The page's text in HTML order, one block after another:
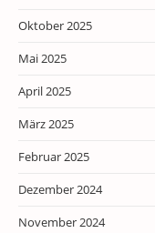
Oktober 2025
Mai 2025
April 2025
März 2025
Februar 2025
Dezember 2024
November 2024